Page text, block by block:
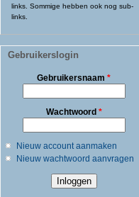
links. Sommige hebben ook nog sub-
links.
Gebruikerslogin
Gebruikersnaam*
Wachtwoord *
Nieuw account aanmaken
Nieuw wachtwoord aanvragen